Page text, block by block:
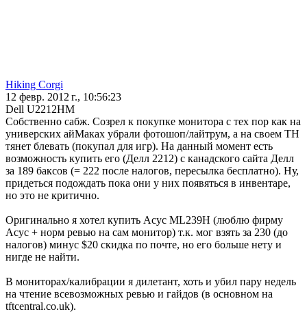
Hiking Corgi
12 февр. 2012 г., 10:56:23
Dell U2212HM
Собственно сабж. Созрел к покупке монитора с тех пор как на
универских айМаках убрали фотошоп/лайтрум, а на своем ТН
тянет блевать (покупал для игр). На данный момент есть
возможность купить его (Делл 2212) с канадского сайта Делл
за 189 баксов (= 222 после налогов, пересылка бесплатно). Ну,
придеться подождать пока они у них появяться в инвентаре,
но это не критично.
Оригинально я хотел купить Асус ML239H (люблю фирму
Асус + норм ревью на сам монитор) т.к. мог взять за 230 (до
налогов) минус $20 скидка по почте, но его больше нету и
нигде не найти.
В мониторах/калибрации я дилетант, хоть и убил пару недель
на чтение всевозможных ревью и гайдов (в основном на
tftcentral.co.uk).